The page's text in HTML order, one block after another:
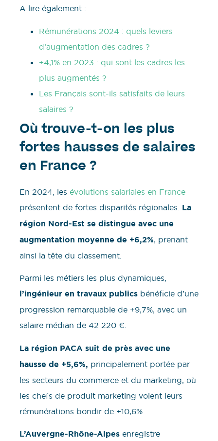
A lire également :
Rémunérations 2024 : quels leviers
d’augmentation des cadres ?
+4,1% en 2023 : qui sont les cadres les
plus augmentés ?
Les Français sont-ils satisfaits de leurs
salaires ?
Où trouve-t-on les plus
fortes hausses de salaires
en France ?
En 2024, les évolutions salariales en France
présentent de fortes disparités régionales. La
région Nord-Est se distingue avec une
augmentation moyenne de +6,2%, prenant
ainsi la tête du classement.
Parmi les métiers les plus dynamiques,
l’ingénieur en travaux publics bénéficie d’une
progression remarquable de +9,7%, avec un
salaire médian de 42 220 €.
La région PACA suit de près avec une
hausse de +5,6%, principalement portée par
les secteurs du commerce et du marketing, où
les chefs de produit marketing voient leurs
rémunérations bondir de +10,6%.
L’Auvergne-Rhône-Alpes enregistre